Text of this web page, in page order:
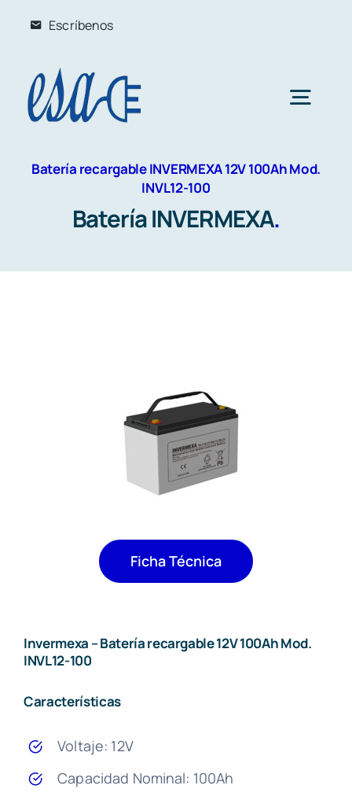
Escríbenos
Inicio
Soluciones
Mantenimiento Preventivo
Suministro de Equipos
Noticias
Contacto
Batería recargable INVERMEXA 12V 100Ah Mod.
INVL12-100
Batería INVERMEXA.
Ficha Técnica
Invermexa – Batería recargable 12V 100Ah Mod.
INVL12-100
Características
Voltaje: 12V
Capacidad Nominal: 100Ah